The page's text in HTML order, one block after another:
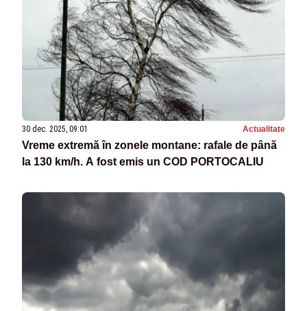
30 dec. 2025, 09:01 Actualitate
Vreme extremă în zonele montane: rafale de până
la 130 km/h. A fost emis un COD PORTOCALIU